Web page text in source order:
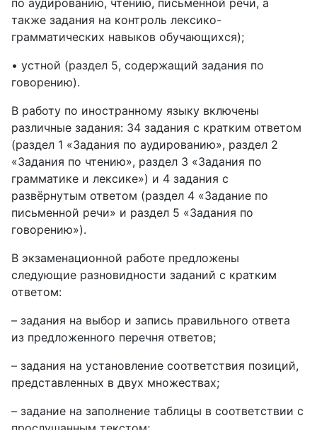
по аудированию, чтению, письменной речи, а
также задания на контроль лексико-
грамматических навыков обучающихся);
• устной (раздел 5, содержащий задания по
говорению).
В работу по иностранному языку включены
различные задания: 34 задания с кратким ответом
(раздел 1 «Задания по аудированию», раздел 2
«Задания по чтению», раздел 3 «Задания по
грамматике и лексике») и 4 задания с
развёрнутым ответом (раздел 4 «Задание по
письменной речи» и раздел 5 «Задания по
говорению»).
В экзаменационной работе предложены
следующие разновидности заданий с кратким
ответом:
– задания на выбор и запись правильного ответа
из предложенного перечня ответов;
– задания на установление соответствия позиций,
представленных в двух множествах;
– задание на заполнение таблицы в соответствии с